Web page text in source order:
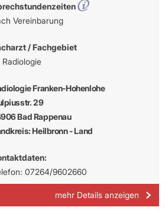
Vereinbarung
/ Fachgebiet
Radiologie
Franken-Hohenlohe
29
Bad Rappenau
Heilbronn - Land
07264/9602660
mehr Details anzeigen